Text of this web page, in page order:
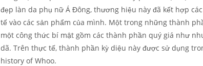
đẹp làn da phụ nữ Á Đông, thương hiệu này đã kết hợp
tế vào các sản phẩm của mình. Một trong những thành
một công thức bí mật gồm các thành phần quý giá như
dã. Trên thực tế, thành phần kỳ diệu này được sử dụng
history of Whoo.